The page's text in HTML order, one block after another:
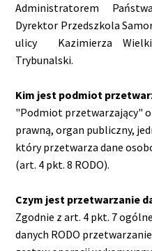
Administratorem
Dyrektor Przedszkola
ulicy Kazimierza
Trybunalski.
Kim jest podmiot
"Podmiot przetwarzający"
prawną, organ publiczny,
który przetwarza dane
(art. 4 pkt. 8 RODO).
Czym jest przetwarzanie
Zgodnie z art. 4 pkt. 7
danych RODO